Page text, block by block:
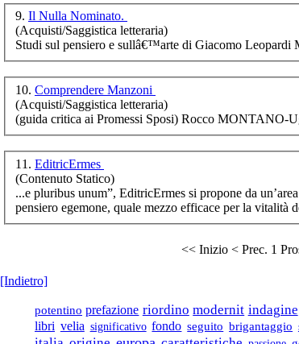
Sankt Petersburg
€ 10,00
Riverberi di luce
€ 10,00
Rete di scuole
€ 8,00
€ 16,00
€ 8,00
9. Il Nulla Nominato.
(Acquisti/Saggistica letteraria)
Studi sul pensiero e sullâ€™arte di Giacomo
10. Comprendere Manzoni
(Acquisti/Saggistica letteraria)
(guida critica ai Promessi Sposi) Rocco MONTANO-
11. EditricErmes
(Contenuto Statico)
...e pluribus unum”, EditricErmes si propone da
pensiero egemone, quale mezzo efficace per la vitalità
<< Inizio < Prec. 1
[Indietro]
potentino prefazione riordino modernit indagine
libri velia significativo fondo seguito brigantaggio